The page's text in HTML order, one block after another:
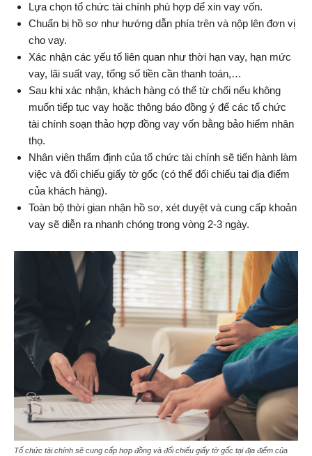
Lựa chọn tổ chức tài chính phù hợp để xin vay vốn.
Chuẩn bị hồ sơ như hướng dẫn phía trên và nộp lên đơn vị
cho vay.
Xác nhận các yếu tố liên quan như thời hạn vay, hạn mức
vay, lãi suất vay, tổng số tiền cần thanh toán,…
Sau khi xác nhận, khách hàng có thể từ chối nếu không
muốn tiếp tục vay hoặc thông báo đồng ý để các tổ chức
tài chính soạn thảo hợp đồng vay vốn bằng bảo hiểm nhân
thọ.
Nhân viên thẩm định của tổ chức tài chính sẽ tiến hành làm
việc và đối chiếu giấy tờ gốc (có thể đối chiếu tại địa điểm
của khách hàng).
Toàn bộ thời gian nhận hồ sơ, xét duyệt và cung cấp khoản
vay sẽ diễn ra nhanh chóng trong vòng 2-3 ngày.
Tổ chức tài chính sẽ cung cấp hợp đồng và đối chiếu giấy tờ gốc tại địa điểm của